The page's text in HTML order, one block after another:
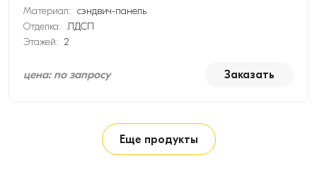
Материал: сэндвич-панель
Отделка: ЛДСП
Этажей: 2
цена: по запросу Заказать
Еще продукты